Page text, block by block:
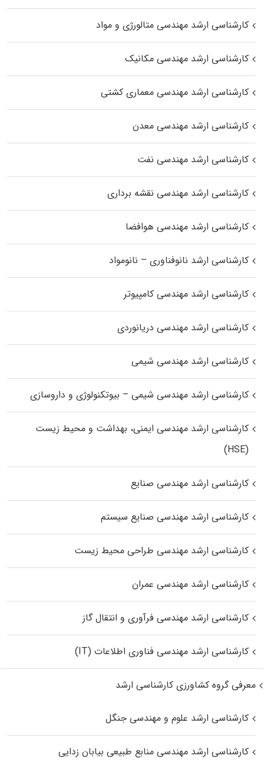
کارشناسی ارشد مهندسی متالورژی و مواد
کارشناسی ارشد مهندسی مکانیک
کارشناسی ارشد مهندسی معماری کشتی
کارشناسی ارشد مهندسی معدن
کارشناسی ارشد مهندسی نفت
کارشناسی ارشد مهندسی نقشه برداری
کارشناسی ارشد مهندسی هوافضا
کارشناسی ارشد نانوفناوری – نانومواد
کارشناسی ارشد مهندسی کامپیوتر
کارشناسی ارشد مهندسی دریانوردی
کارشناسی ارشد مهندسی شیمی
کارشناسی ارشد مهندسی شیمی – بیوتکنولوژی و داروسازی
کارشناسی ارشد مهندسی ایمنی، بهداشت و محیط زیست
(HSE)
کارشناسی ارشد مهندسی صنایع
کارشناسی ارشد مهندسی صنایع سیستم
کارشناسی ارشد مهندسی طراحی محیط زیست
کارشناسی ارشد مهندسی عمران
کارشناسی ارشد مهندسی فرآوری و انتقال گاز
کارشناسی ارشد مهندسی فناوری اطلاعات (IT)
معرفی گروه کشاورزی کارشناسی ارشد
کارشناسی ارشد علوم و مهندسی جنگل
کارشناسی ارشد مهندسی منابع طبیعی بیابان زدایی